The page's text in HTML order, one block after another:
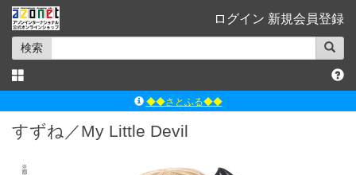
ログイン 新規会員登録
検索
◆◆さとふる◆◆
ｱｿﾞﾝﾚｰﾍﾞﾙｼｮｯﾌﾟ楽天市場店
ｱｿﾞﾝｵﾝﾗｲﾝｼｮｯﾌﾟX
すずね／My Little Devil